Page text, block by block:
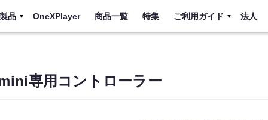
製品 OneXPlayer 商品一覧 特集 ご利用ガイド 法人
専用コントローラー